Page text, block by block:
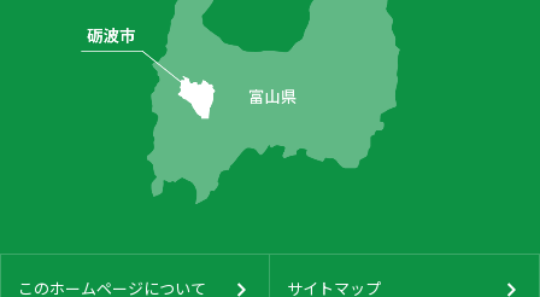
このホームページについて サイトマップ